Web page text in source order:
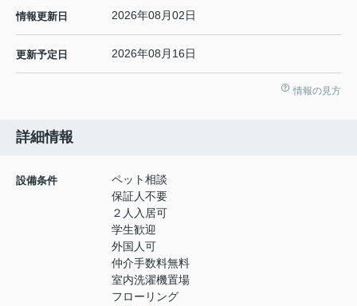
情報更新日 2026年08月02日
更新予定日 2026年08月16日
情報の見方
詳細情報
設備条件
ペット相談
保証人不要
２人入居可
学生歓迎
外国人可
仲介手数料無料
室内洗濯機置場
フローリング